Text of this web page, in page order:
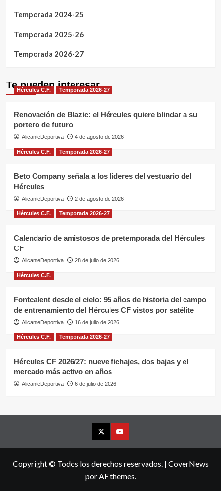
Temporada 2024-25
Temporada 2025-26
Temporada 2026-27
Te pueden interesar
Hércules C.F. Temporada 2026-27
Renovación de Blazic: el Hércules quiere blindar a su
portero de futuro
AlicanteDeportiva 4 de agosto de 2026
Hércules C.F. Temporada 2026-27
Beto Company señala a los líderes del vestuario del
Hércules
AlicanteDeportiva 2 de agosto de 2026
Hércules C.F. Temporada 2026-27
Calendario de amistosos de pretemporada del Hércules
CF
AlicanteDeportiva 28 de julio de 2026
Hércules C.F.
Fontcalent desde el cielo: 95 años de historia del campo
de entrenamiento del Hércules CF vistos por satélite
AlicanteDeportiva 16 de julio de 2026
Hércules C.F. Temporada 2026-27
Hércules CF 2026/27: nueve fichajes, dos bajas y el
mercado más activo en años
AlicanteDeportiva 6 de julio de 2026
X YouTube
Copyright © Todos los derechos reservados. | CoverNews
por AF themes.